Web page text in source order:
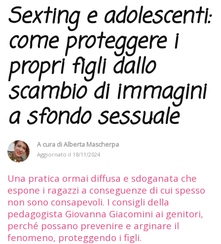
Sexting e adolescenti:
come proteggere i
propri figli dallo
scambio di immagini
a sfondo sessuale
A cura diAlberta Mascherpa
Aggiornato il 18/11/2024
Una pratica ormai diffusa e sdoganata che
espone i ragazzi a conseguenze di cui spesso
non sono consapevoli. I consigli della
pedagogista Giovanna Giacomini ai genitori,
perché possano prevenire e arginare il
fenomeno, proteggendo i figli.